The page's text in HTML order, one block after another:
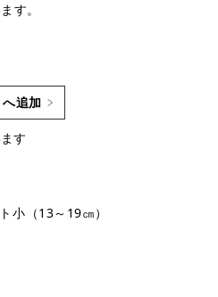
す。
追加
す
小（13～19㎝）